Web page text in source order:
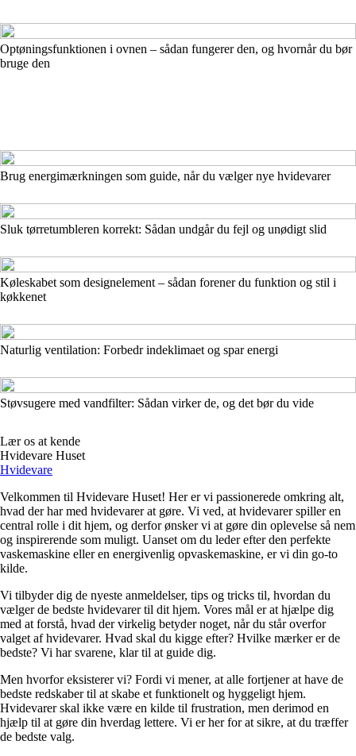
Optøningsfunktionen i ovnen – sådan fungerer den, og hvornår du bør
bruge den
Brug energimærkningen som guide, når du vælger nye hvidevarer
Sluk tørretumbleren korrekt: Sådan undgår du fejl og unødigt slid
Køleskabet som designelement – sådan forener du funktion og stil i
køkkenet
Naturlig ventilation: Forbedr indeklimaet og spar energi
Støvsugere med vandfilter: Sådan virker de, og det bør du vide
Lær os at kende
Hvidevare Huset
Hvidevare
Velkommen til Hvidevare Huset! Her er vi passionerede omkring alt,
hvad der har med hvidevarer at gøre. Vi ved, at hvidevarer spiller en
central rolle i dit hjem, og derfor ønsker vi at gøre din oplevelse så nem
og inspirerende som muligt. Uanset om du leder efter den perfekte
vaskemaskine eller en energivenlig opvaskemaskine, er vi din go-to
kilde.
Vi tilbyder dig de nyeste anmeldelser, tips og tricks til, hvordan du
vælger de bedste hvidevarer til dit hjem. Vores mål er at hjælpe dig
med at forstå, hvad der virkelig betyder noget, når du står overfor
valget af hvidevarer. Hvad skal du kigge efter? Hvilke mærker er de
bedste? Vi har svarene, klar til at guide dig.
Men hvorfor eksisterer vi? Fordi vi mener, at alle fortjener at have de
bedste redskaber til at skabe et funktionelt og hyggeligt hjem.
Hvidevarer skal ikke være en kilde til frustration, men derimod en
hjælp til at gøre din hverdag lettere. Vi er her for at sikre, at du træffer
de bedste valg.